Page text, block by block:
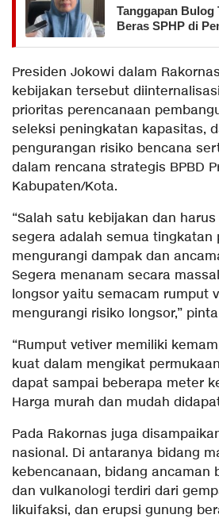
Tanggapan Bulog
Beras SPHP di
Presiden Jokowi dalam
kebijakan tersebut
prioritas perencanaan
seleksi peningkatan kapasitas,
pengurangan risiko bencana
dalam rencana strategis BPBD
Kabupaten/Kota.
“Salah satu kebijakan dan
segera adalah semua tingkatan
mengurangi dampak dan
Segera menanam secara
longsor yaitu semacam rumput
mengurangi risiko longsor,”
“Rumput vetiver memiliki
kuat dalam mengikat
dapat sampai beberapa meter
Harga murah dan mudah
Pada Rakornas juga
nasional. Di antaranya bidang
kebencanaan, bidang ancaman
dan vulkanologi terdiri dari
likuifaksi, dan erupsi gunung